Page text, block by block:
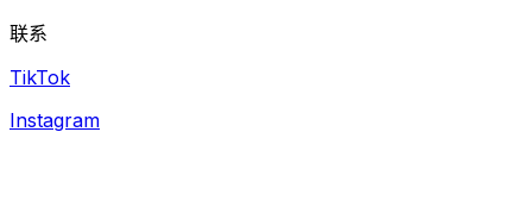
联系
TikTok
Instagram